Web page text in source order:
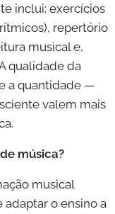
inclui: exercícios
repertório
musical e,
qualidade da
a quantidade —
valem mais
música?
musical
o ensino a